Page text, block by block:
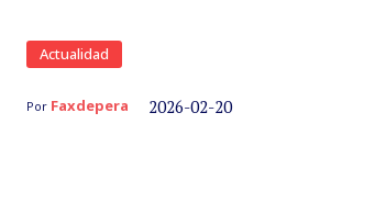
Actualidad
Por Faxdepera 2026-02-20